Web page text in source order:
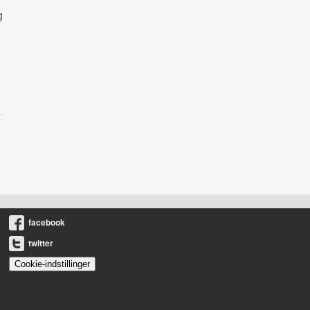
facebook
twitter
Cookie-indstillinger